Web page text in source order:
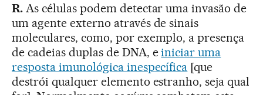
R. As células podem detectar uma invasão de
um agente externo através de sinais
moleculares, como, por exemplo, a presença
de cadeias duplas de DNA, einiciar uma
resposta imunológica inespecífica [que
destrói qualquer elemento estranho, seja qual